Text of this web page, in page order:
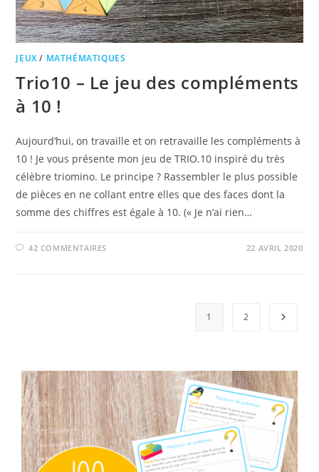
JEUX/ MATHÉMATIQUES
Trio10 – Le jeu des compléments
à 10 !
Aujourd’hui, on travaille et on retravaille les compléments à
10 ! Je vous présente mon jeu de TRIO.10 inspiré du très
célèbre triomino. Le principe ? Rassembler le plus possible
de pièces en ne collant entre elles que des faces dont la
somme des chiffres est égale à 10. (« Je n’ai rien…
42 COMMENTAIRES 22 AVRIL 2020
1 2 Aller à